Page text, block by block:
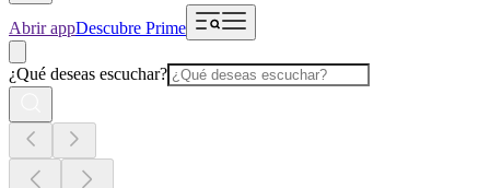
Abrir appDescubre Prime
¿Qué deseas escuchar?